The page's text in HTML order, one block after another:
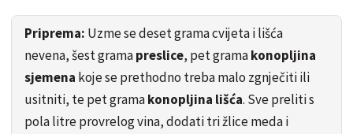
Priprema: Uzme se deset grama cvijeta i lišća
nevena, šest gramapreslice, pet gramakonopljina
sjemena koje se prethodno treba malo zgnječiti ili
usitniti, te pet gramakonopljina lišća. Sve preliti s
pola litre provrelog vina, dodati tri žlice meda i